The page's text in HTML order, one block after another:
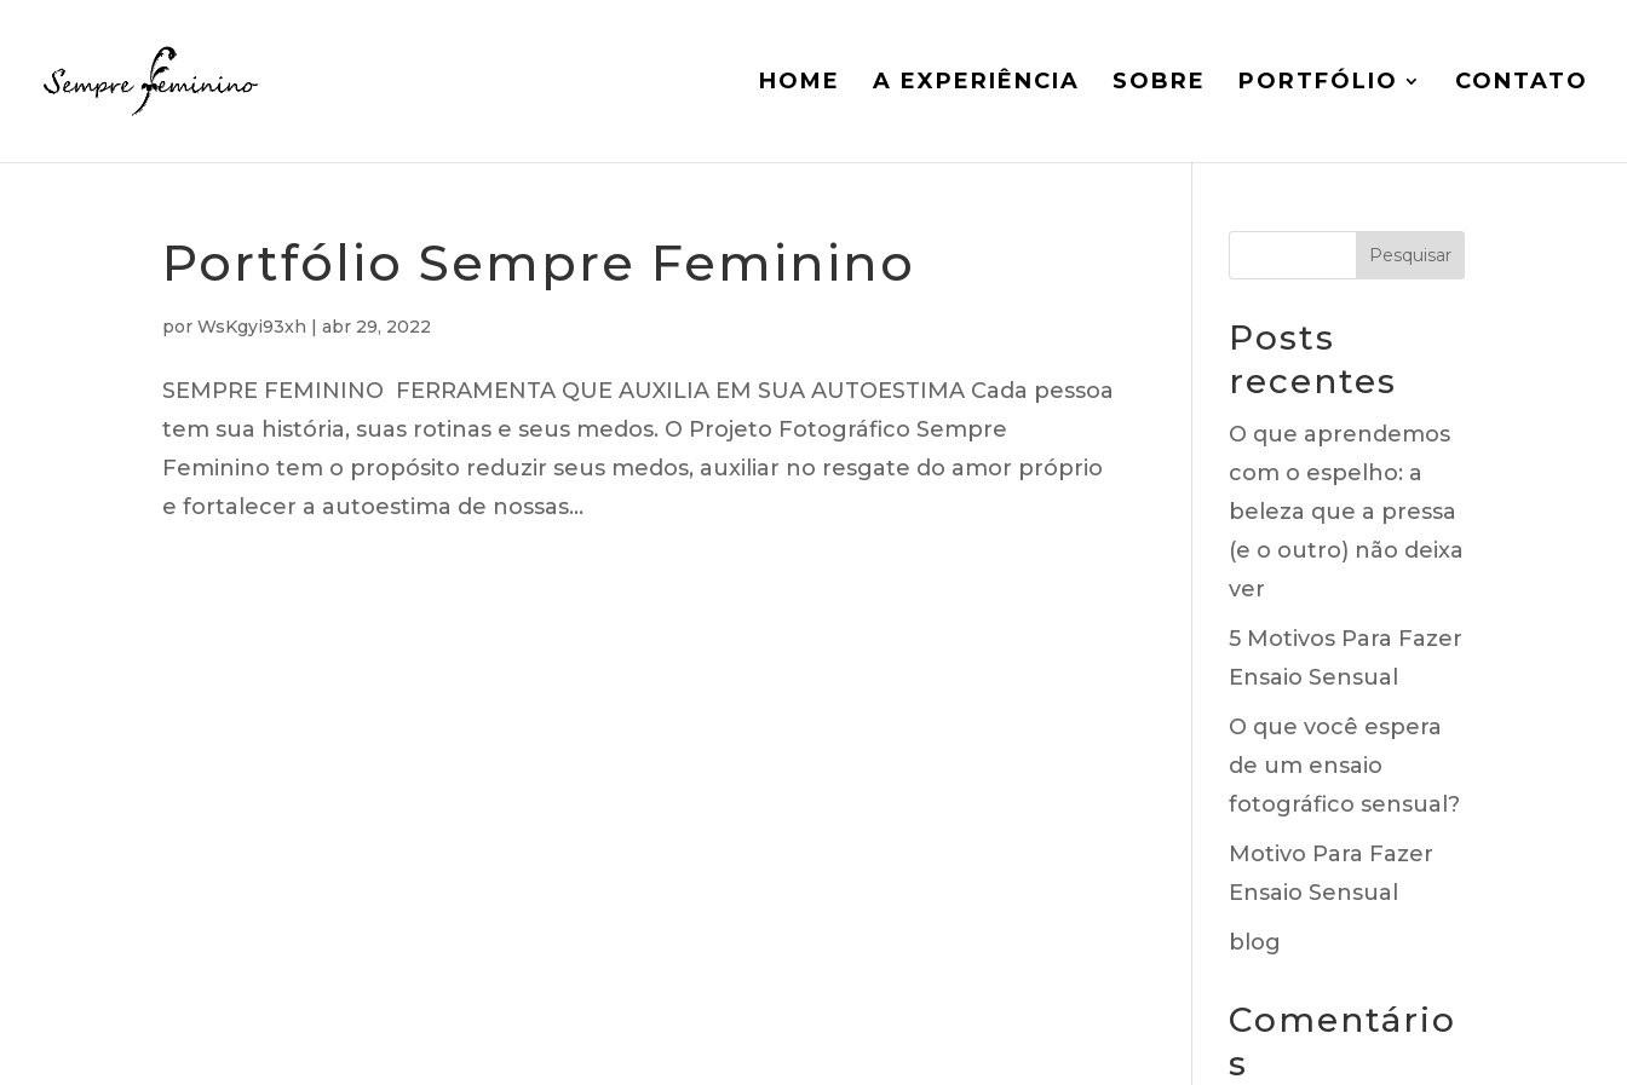
HOME A EXPERIÊNCIA SOBRE PORTFÓLIO CONTATO
Portfólio Sempre Feminino
porWsKgyi93xh |abr 29, 2022
SEMPRE FEMININO FERRAMENTA QUE AUXILIA EM SUA AUTOESTIMA Cada pessoa
tem sua história, suas rotinas e seus medos. O Projeto Fotográfico Sempre
Feminino tem o propósito reduzir seus medos, auxiliar no resgate do amor próprio
e fortalecer a autoestima de nossas...
Posts
recentes
O que aprendemos
com o espelho: a
beleza que a pressa
(e o outro) não deixa
ver
5 Motivos Para Fazer
Ensaio Sensual
O que você espera
de um ensaio
fotográfico sensual?
Motivo Para Fazer
Ensaio Sensual
blog
Comentário
s